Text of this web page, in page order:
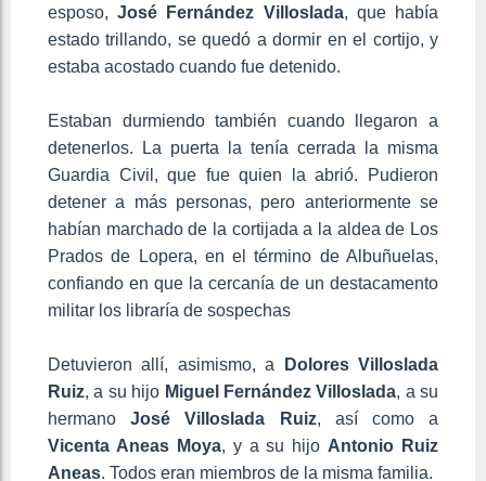
esposo,José Fernández Villoslada, que había
estado trillando, se quedó a dormir en el cortijo, y
estaba acostado cuando fue detenido.
Estaban durmiendo también cuando llegaron a
detenerlos. La puerta la tenía cerrada la misma
Guardia Civil, que fue quien la abrió. Pudieron
detener a más personas, pero anteriormente se
habían marchado de la cortijada a la aldea de Los
Prados de Lopera, en el término de Albuñuelas,
confiando en que la cercanía de un destacamento
militar los libraría de sospechas
Detuvieron allí, asimismo, a Dolores Villoslada
Ruiz, a su hijo Miguel Fernández Villoslada, a su
hermanoJosé Villoslada Ruiz, así como a
Vicenta Aneas Moya, y a su hijo Antonio Ruiz
Aneas. Todos eran miembros de la misma familia.